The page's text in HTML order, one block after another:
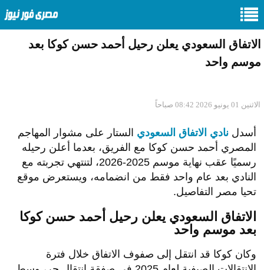
الاتفاق السعودي يعلن رحيل أحمد حسن كوكا بعد
موسم واحد
الاثنين 01 يونيو 2026 08:42 صباحاً
أسدل نادي الاتفاق السعودي الستار على مشوار المهاجم
المصري أحمد حسن كوكا مع الفريق، بعدما أعلن رحيله
رسميًا عقب نهاية موسم 2025-2026، لتنتهي تجربته مع
النادي بعد عام واحد فقط من انضمامه، ويستعرض موقع
تحيا مصر التفاصيل.
الاتفاق السعودي يعلن رحيل أحمد حسن كوكا
بعد موسم واحد
وكان كوكا قد انتقل إلى صفوف الاتفاق خلال فترة